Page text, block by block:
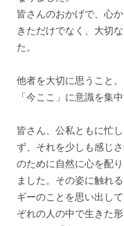
皆さんのおかげで、心
きただけでなく、大切
た。
他者を大切に思うこと
「今ここ」に意識を集中
皆さん、公私ともに忙
ず、それを少しも感じ
のために自然に心を配
ました。その姿に触れ
ギーのことを思い出し
ぞれの人の中で生きた